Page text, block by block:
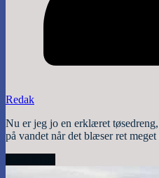
Redak
Nu er jeg jo en erklæret
på vandet når det blæser ret meget